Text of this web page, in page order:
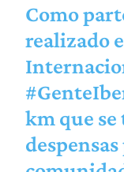
Como
realizado
km que